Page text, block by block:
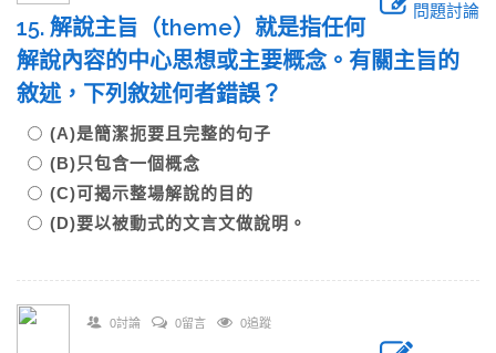
問題討論
15. 解說主旨（theme）就是指任何
解說內容的中心思想或主要概念。有關主旨的
敘述，下列敘述何者錯誤？
(A)是簡潔扼要且完整的句子
(B)只包含一個概念
(C)可揭示整場解說的目的
(D)要以被動式的文言文做說明。
0討論 0留言 0追蹤